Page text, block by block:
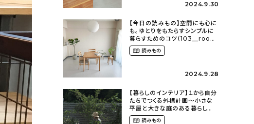
2024.9.30
【今日の読みもの】空間にも心に
も。ゆとりをもたらすシンプルに
暮らすためのコツ（103__room
さん）
読みもの
2024.9.28
【暮らしのインテリア】１から自分
たちでつくる外構計画〜小さな
平屋と大きな庭のある暮らし
（tsumikiniwaさん）
読みもの